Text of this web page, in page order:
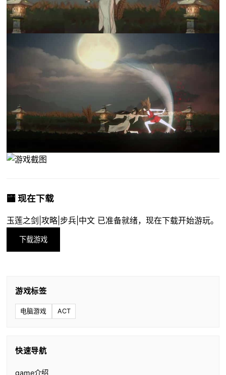
🏧 现在下载
玉莲之剑|攻略|步兵|中文 已准备就绪，现在下载开始游玩。
下载游戏
游戏标签
电脑游戏 ACT
快速导航
game介绍